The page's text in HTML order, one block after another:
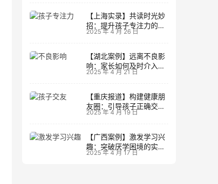
【上海实录】共读时光妙
招：提升孩子专注力的阅
读策略
2025 年 4 月 26 日
【湖北案例】远离不良影
响：家长如何及时介入调
整方向
2025 年 4 月 21 日
【重庆报道】构建健康朋
友圈：引导孩子正确交友
的实践经验
2025 年 4 月 19 日
【广西案例】激发学习兴
趣：突破厌学困境的实战
经验
2025 年 4 月 17 日